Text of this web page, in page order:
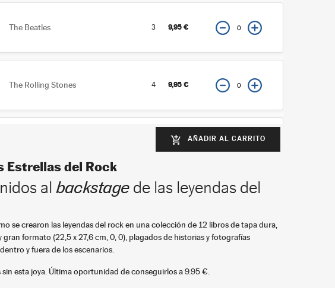
The Beatles 3 9,95 €
The Rolling Stones 4 9,95 €
9,95 €
Bob Dylan
add_shopping_cart AÑADIR AL CARRITO
Estrellas del Rock
al backstage de las leyendas del
se crearon las leyendas del rock en una colección de 12 libros de tapa dura,
gran formato (22,5 x 27,6 cm, 0, 0), plagados de historias y fotografías
y fuera de los escenarios.
sin esta joya. Última oportunidad de conseguirlos a 9.95 €.